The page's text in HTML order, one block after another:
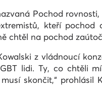
Pochod
kteří
chtěl na pochod
z vládnoucí
lidi. Ty, co chtěli
skončit,“ prohlásil